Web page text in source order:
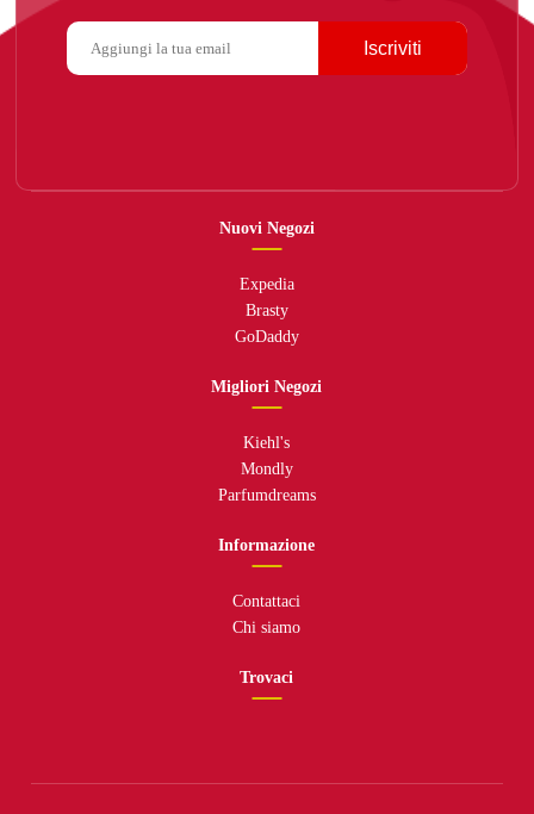
Iscriviti
Nuovi Negozi
Expedia
Brasty
GoDaddy
Migliori Negozi
Kiehl's
Mondly
Parfumdreams
Informazione
Contattaci
Chi siamo
Trovaci